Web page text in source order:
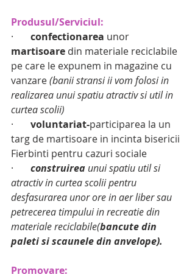
Produsul/Serviciul:
· confectionarea unor
martisoare din materiale reciclabile
pe care le expunem in magazine cu
vanzare (banii stransi ii vom folosi in
realizarea unui spatiu atractiv si util in
curtea scolii)
· voluntariat-participarea la un
targ de martisoare in incinta bisericii
Fierbinti pentru cazuri sociale
· construirea unui spatiu util si
atractiv in curtea scolii pentru
desfasurarea unor ore in aer liber sau
petrecerea timpului in recreatie din
materiale reciclabile(bancute din
paleti si scaunele din anvelope).
Promovare: